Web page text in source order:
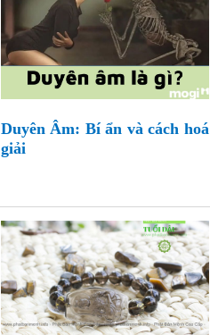
Duyên Âm: Bí ẩn và cách hoá
giải